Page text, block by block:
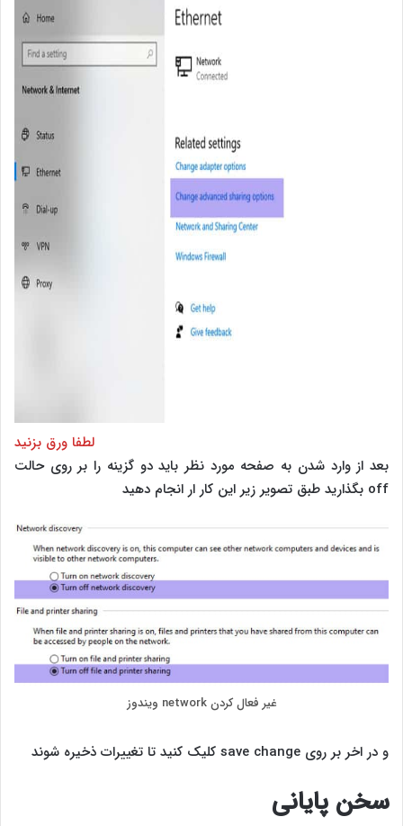
لطفا ورق بزنید
بعد از وارد شدن به صفحه مورد نظر باید دو گزینه را بر روی حالت
off بگذارید طبق تصویر زیر این کار ار انجام دهید
غیر فعال کردن network ویندوز
و در اخر بر روی save change کلیک کنید تا تغییرات ذخیره شوند
سخن پایانی